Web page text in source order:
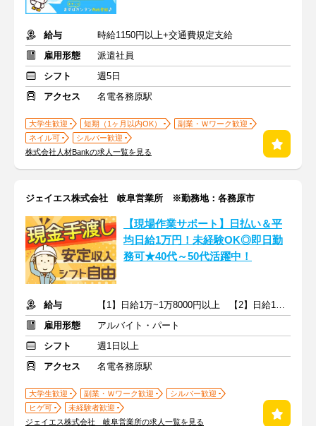
給与
時給1150円以上+交通費規定支給
雇用形態
派遣社員
シフト
週5日
アクセス
名電各務原駅
大学生歓迎 短期（1ヶ月以内OK）
副業・Ｗワーク歓迎
ネイル可
シルバー歓迎
株式会社人材Bankの求人一覧を見る
ジェイエス株式会社 岐阜営業所 ※勤務地：各務原市
【現場作業サポート】日払い＆平
均日給1万円！未経験OK◎即日勤
務可★40代～50代活躍中！
給与
【1】日給1万~1万8000円以上 【2】日給1万~1万5000円
雇用形態
アルバイト・パート
シフト
週1日以上
アクセス
名電各務原駅
大学生歓迎 副業・Ｗワーク歓迎
シルバー歓迎
ヒゲ可
未経験者歓迎
ジェイエス株式会社 岐阜営業所の求人一覧を見る